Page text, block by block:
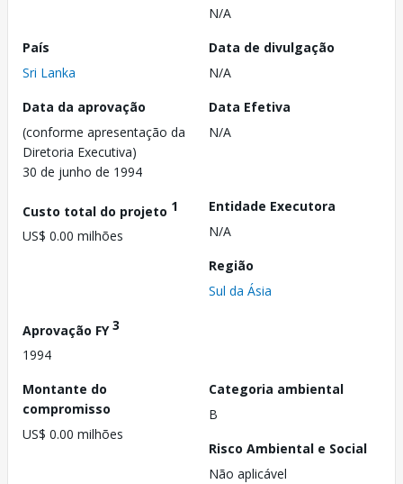
N/A
País
Sri Lanka
Data de divulgação
N/A
Data da aprovação
(conforme apresentação da
Diretoria Executiva)
30 de junho de 1994
Data Efetiva
N/A
Custo total do projeto 1
US$ 0.00 milhões
Entidade Executora
N/A
Região
Sul da Ásia
Aprovação FY3
1994
Montante do
compromisso
US$ 0.00 milhões
Categoria ambiental
B
Risco Ambiental e Social
Não aplicável